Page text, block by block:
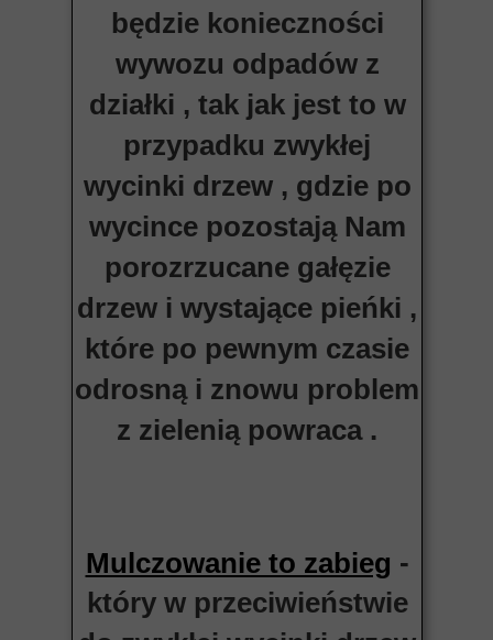
będzie konieczności
wywozu odpadów z
działki , tak jak jest to w
przypadku zwykłej
wycinki drzew , gdzie po
wycince pozostają Nam
porozrzucane gałęzie
drzew i wystające pieńki ,
które po pewnym czasie
odrosną i znowu problem
z zielenią powraca .
Mulczowanie to zabieg -
który w przeciwieństwie